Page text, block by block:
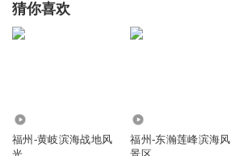
猜你喜欢
福州-黄岐滨海战地风
福州-东瀚莲峰滨海风